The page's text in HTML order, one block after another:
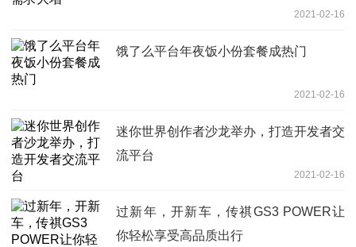
2021-02-16
饿了么平台年夜饭小份套餐成热门
2021-02-16
迷你世界创作者沙龙举办，打造开发者交
流平台
2021-02-16
过新年，开新车，传祺GS3 POWER让
你轻松享受高品质出行